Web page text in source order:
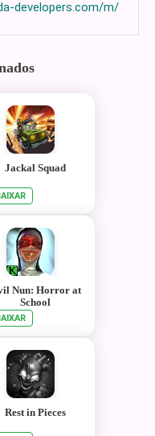
developers.com/m/
Jackal Squad
Nun: Horror at
School
Rest in Pieces